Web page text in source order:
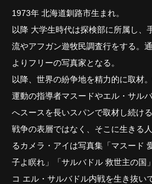
1973年 北海道釧路市生まれ。
以降 大学生時代は探検部に所属し、
流やアフガン遊牧民調査行をする。
よりフリーの写真家となる。
以降、世界の紛争地を精力的に取材
運動の指導者マスードやエル・サル
へスースを長いスパンで取材し続ける
戦争の表層ではなく、そこに生きる
るカメラ・アイは写真集「マスード
子よ瞑れ」「サルバドル 救世主の国
コ エル・サルバドル内戦を生き抜い